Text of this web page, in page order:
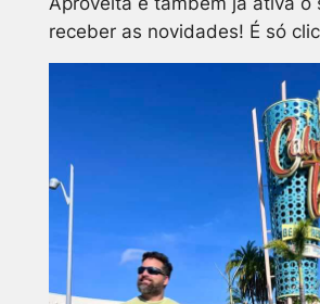
receber as novidades! É só